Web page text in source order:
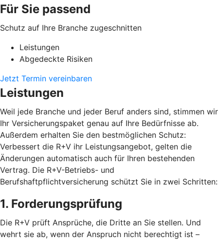
Für Sie passend
Schutz auf Ihre Branche zugeschnitten
Leistungen
Abgedeckte Risiken
Jetzt Termin vereinbaren
Leistungen
Weil jede Branche und jeder Beruf anders sind, stimmen wir
Ihr Versicherungspaket genau auf Ihre Bedürfnisse ab.
Außerdem erhalten Sie den bestmöglichen Schutz:
Verbessert die R+V ihr Leistungsangebot, gelten die
Änderungen automatisch auch für Ihren bestehenden
Vertrag. Die R+V-Betriebs- und
Berufshaftpflichtversicherung schützt Sie in zwei Schritten:
1. Forderungsprüfung
Die R+V prüft Ansprüche, die Dritte an Sie stellen. Und
wehrt sie ab, wenn der Anspruch nicht berechtigt ist –